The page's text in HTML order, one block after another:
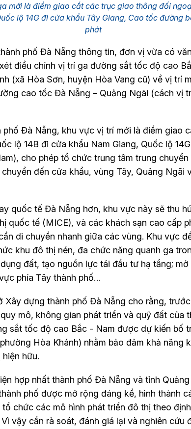
mới là điểm giao cắt các trục giao thông đối
lộ 14G đi cửa khẩu Tây Giang, Cao tốc đường
phát
phố Đà Nẵng thông tin, đơn vị vừa có
điều chỉnh vị trí ga đường sắt tốc độ cao
(xã Hòa Sơn, huyện Hòa Vang cũ) về vị trí
cao tốc Đà Nẵng – Quảng Ngãi (cách vị
phố Đà Nẵng, khu vực vị trí mới là điểm giao
lộ 14B đi cửa khẩu Nam Giang, Quốc lộ
cho phép tổ chức trung tâm trung
đến cửa khẩu, vùng Tây, Quảng Ngãi
quốc tế Đà Nẵng hơn, khu vực này sẽ thu
quốc tế (MICE), và các khách sạn cao cấp
di chuyển nhanh giữa các vùng. Khu vực
khu đô thị nén, đa chức năng quanh ga
đất, tạo nguồn lực tái đầu tư hạ tầng;
phía Tây thành phố…
Xây dựng thành phố Đà Nẵng cho rằng,
mô, không gian phát triển và quỹ đất của
sắt tốc độ cao Bắc - Nam được dự kiến bố
Hòa Khánh) nhằm bảo đảm khả năng
hữu.
hợp nhất thành phố Đà Nẵng và tỉnh
phố được mở rộng đáng kể, hình thành
chức các mô hình phát triển đô thị theo
vậy cần rà soát, đánh giá lại và nghiên cứu